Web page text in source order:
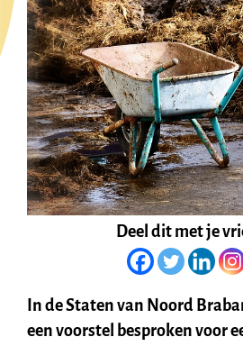
Deel dit met je
In de Staten van Noord
een voorstel besproken voor